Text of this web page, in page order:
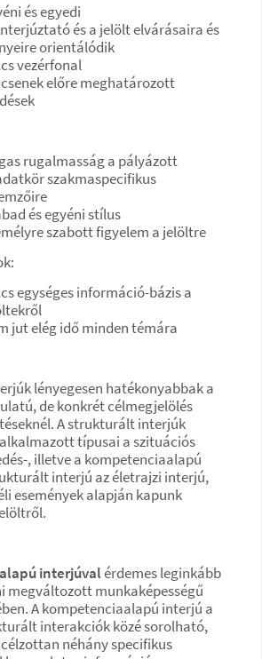
és egyedi
és a jelölt elvárásaira és
orientálódik
vezérfonal
előre meghatározott
rugalmasság a pályázott
szakmaspecifikus
és egyéni stílus
szabott figyelem a jelöltre
egységes információ-bázis a
jut elég idő minden témára
lényegesen hatékonyabbak a
de konkrét célmegjelölés
A strukturált interjúk
típusai a szituációs
, illetve a kompetenciaalapú
interjú az életrajzi interjú,
események alapján kapunk
interjúvalérdemes leginkább
megváltozott munkaképességű
A kompetenciaalapú interjú a
interakciók közé sorolható,
néhány specifikus